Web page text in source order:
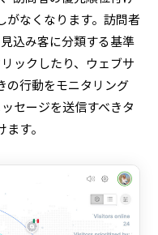
がなくなります。訪問者
込み客に分類する基準
ックしたり、ウェブサ
の行動をモニタリング
セージを送信すべきタ
す。